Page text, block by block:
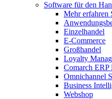
Software für den
Mehr erfahren
Einzelhandel
E-Commerce
Großhandel
Loyalty
Comarch ERP
Omnichannel
Business
Webshop